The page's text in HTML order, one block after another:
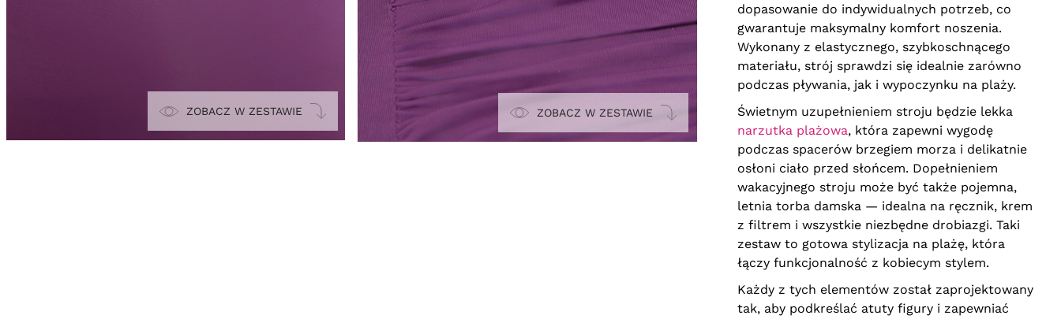
ZOBACZ W ZESTAWIE ZOBACZ W ZESTAWIE
dopasowanie do indywidualnych potrzeb, co
gwarantuje maksymalny komfort noszenia.
Wykonany z elastycznego, szybkoschnącego
materiału, strój sprawdzi się idealnie zarówno
podczas pływania, jak i wypoczynku na plaży.
Świetnym uzupełnieniem stroju będzie lekka
narzutka plażowa, która zapewni wygodę
podczas spacerów brzegiem morza i delikatnie
osłoni ciało przed słońcem. Dopełnieniem
wakacyjnego stroju może być także pojemna,
letnia torba damska — idealna na ręcznik, krem
z filtrem i wszystkie niezbędne drobiazgi. Taki
zestaw to gotowa stylizacja na plażę, która
łączy funkcjonalność z kobiecym stylem.
Każdy z tych elementów został zaprojektowany
tak, aby podkreślać atuty figury i zapewniać